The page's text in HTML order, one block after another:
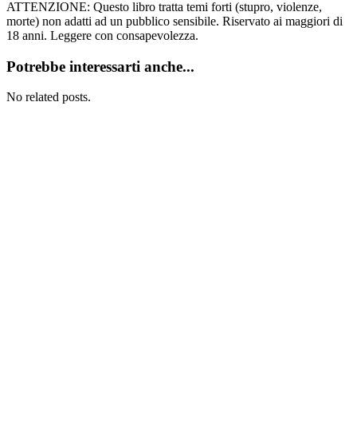
ATTENZIONE: Questo libro tratta temi forti (stupro, violenze,
morte) non adatti ad un pubblico sensibile. Riservato ai maggiori di
18 anni. Leggere con consapevolezza.
Potrebbe interessarti anche...
No related posts.